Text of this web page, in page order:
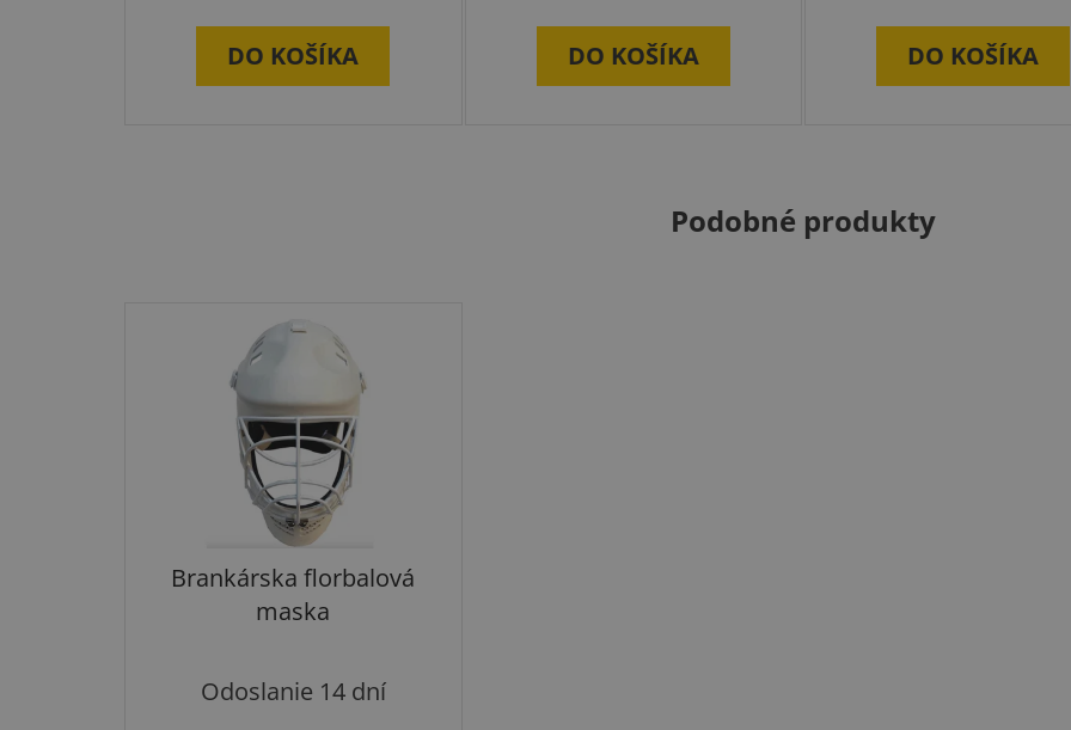
DO KOŠÍKA DO KOŠÍKA DO KOŠÍKA
Podobné produkty
Brankárska florbalová
maska
Odoslanie 14 dní